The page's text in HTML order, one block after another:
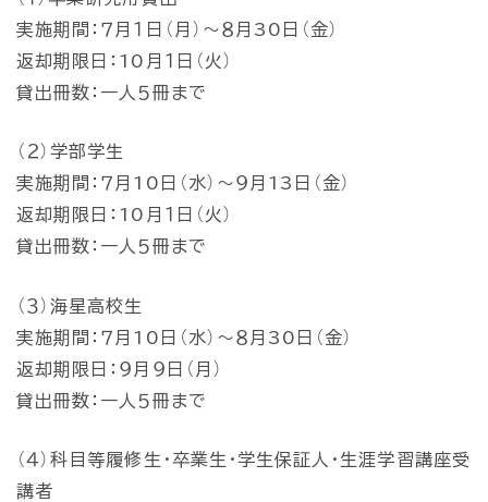
実施期間：７月１日（月）～８月30日（金）
返却期限日：10月１日（火）
貸出冊数：一人５冊まで
（２）学部学生
実施期間：７月10日（水）～９月13日（金）
返却期限日：10月１日（火）
貸出冊数：一人５冊まで
（３）海星高校生
実施期間：７月10日（水）～８月30日（金）
返却期限日：９月９日（月）
貸出冊数：一人５冊まで
（４）科目等履修生・卒業生・学生保証人・生涯学習講座受
講者